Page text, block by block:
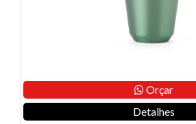
Orçar
Detalhes